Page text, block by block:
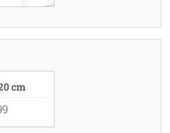
cm